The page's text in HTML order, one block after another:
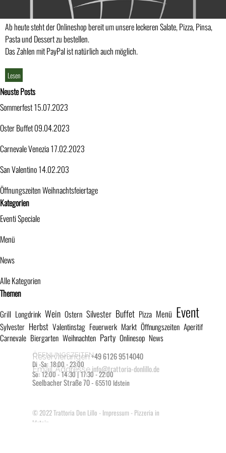
Ab heute steht der Onlineshop bereit um unsere leckeren Salate, Pizza, Pinsa,
Pasta und Dessert zu bestellen.
Das Zahlen mit PayPal ist natürlich auch möglich.
Lesen
Block überspringen Neuste Posts
Neuste Posts
Sommerfest 15.07.2023
Oster Buffet 09.04.2023
Carnevale Venezia 17.02.2023
San Valentino 14.02.203
Öffnungszeiten Weihnachtsfeiertage
Block überspringen Kategorien
Kategorien
Eventi Speciale
Menü
News
Alle Kategorien
Block überspringen Themen
Themen
Grill Longdrink Wein Ostern Silvester Buffet Pizza Menü Event
Sylvester Herbst Valentinstag Feuerwerk Markt Öffnungszeiten Aperitif
Carnevale Biergarten Weihnachten Party Onlinesop News
© 2022Trattoria Don Lillo - Impressum - Pizzeria in
Idstein
Reservierungen+49 6126 9514040
Email Addresseinfo@trattoria-donlillo.de
ÖFFNUNGSZEITEN
Di -Sa: 18:00 - 23:00
So: 12:00 - 14:30 | 17:30 - 22:00
Seelbacher Straße 70 - 65510 Idstein